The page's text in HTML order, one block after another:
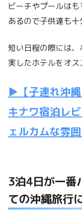
ビーチやプールは
あるので子供達も十
短い日程の際には
実したホテルをオス
▶︎【子連れ沖
キナワ宿泊レ
ェルカムな雰
3泊4日が一番
ての沖縄旅行